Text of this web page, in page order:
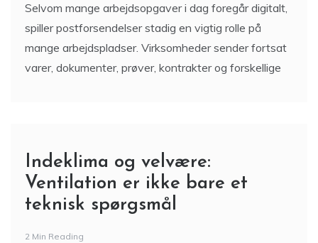
Selvom mange arbejdsopgaver i dag foregår digitalt,
spiller postforsendelser stadig en vigtig rolle på
mange arbejdspladser. Virksomheder sender fortsat
varer, dokumenter, prøver, kontrakter og forskellige
Indeklima og velvære:
Ventilation er ikke bare et
teknisk spørgsmål
2 Min Reading